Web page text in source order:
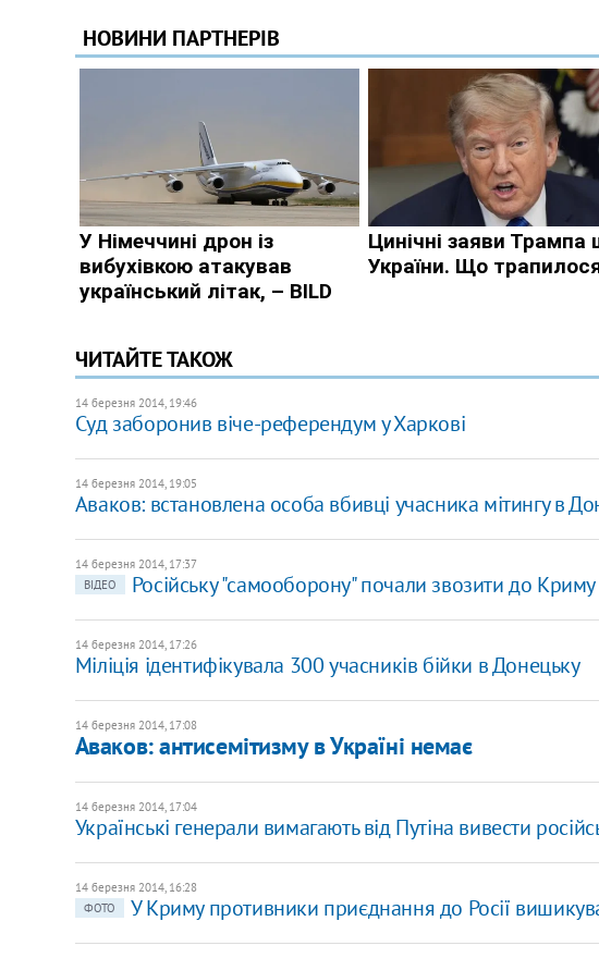
ЧИТАЙТЕ ТАКОЖ
14 березня 2014, 19:46
Суд заборонив віче-референдум у Харкові
14 березня 2014, 19:05
Аваков: встановлена ​​особа вбивці учасника мітингу в
14 березня 2014, 17:37
ВІДЕО
Російську "самооборону" почали звозити до
14 березня 2014, 17:26
Міліція ідентифікувала 300 учасників бійки в Донецьку
14 березня 2014, 17:08
Аваков: антисемітизму в Україні немає
14 березня 2014, 17:04
Українські генерали вимагають від Путіна вивести
14 березня 2014, 16:28
ФОТО
У Криму противники приєднання до Росії